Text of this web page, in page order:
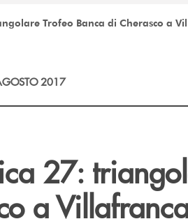
Trofeo Banca di Cherasco a
2017
27:
a